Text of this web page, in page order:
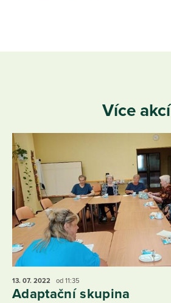
Více akcí
13. 07. 2022 od 11:35
Adaptační skupina